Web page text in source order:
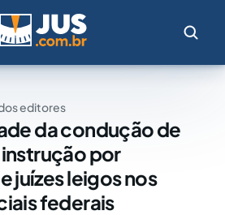
editores
da condução de
por
juízes leigos nos
federais